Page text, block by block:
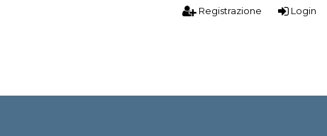
Registrazione Login